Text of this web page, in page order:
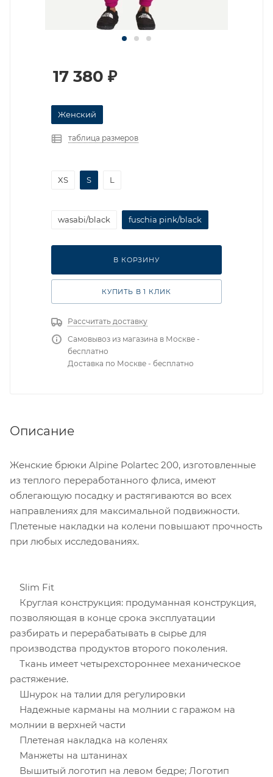
17 380 ₽
Женский
таблица размеров
XS S L
wasabi/black fuschia pink/black
В КОРЗИНУ
КУПИТЬ В 1 КЛИК
Рассчитать доставку
Самовывоз из магазина в Москве -
бесплатно
Доставка по Москве - бесплатно
Описание
Женские брюки Alpine Polartec 200, изготовленные
из теплого переработанного флиса, имеют
облегающую посадку и растягиваются во всех
направлениях для максимальной подвижности.
Плетеные накладки на колени повышают прочность
при любых исследованиях.
Slim Fit
Круглая конструкция: продуманная конструкция,
позволяющая в конце срока эксплуатации
разбирать и перерабатывать в сырье для
производства продуктов второго поколения.
Ткань имеет четырехстороннее механическое
растяжение.
Шнурок на талии для регулировки
Надежные карманы на молнии с гаражом на
молнии в верхней части
Плетеная накладка на коленях
Манжеты на штанинах
Вышитый логотип на левом бедре; Логотип